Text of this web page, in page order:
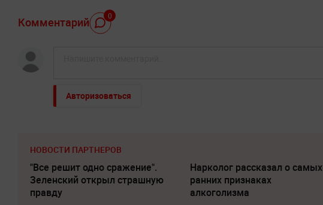
Комментарий 0
Авторизоваться
НОВОСТИ ПАРТНЕРОВ
"Все решит одно сражение".
Зеленский открыл страшную
правду
Нарколог рассказал о самых
ранних признаках
алкоголизма